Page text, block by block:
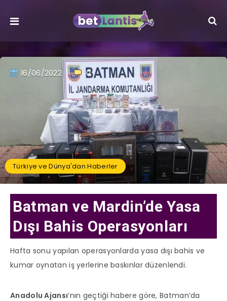
16/06/2022 0
Türkiye ve Dünya'dan Haberler
Batman ve Mardin’de Yasa
Dışı Bahis Operasyonları
Hafta sonu yapılan operasyonlarda yasa dışı bahis ve
kumar oynatan iş yerlerine baskınlar düzenlendi.
Anadolu Ajansı‘nın geçtiği habere göre, Batman’da